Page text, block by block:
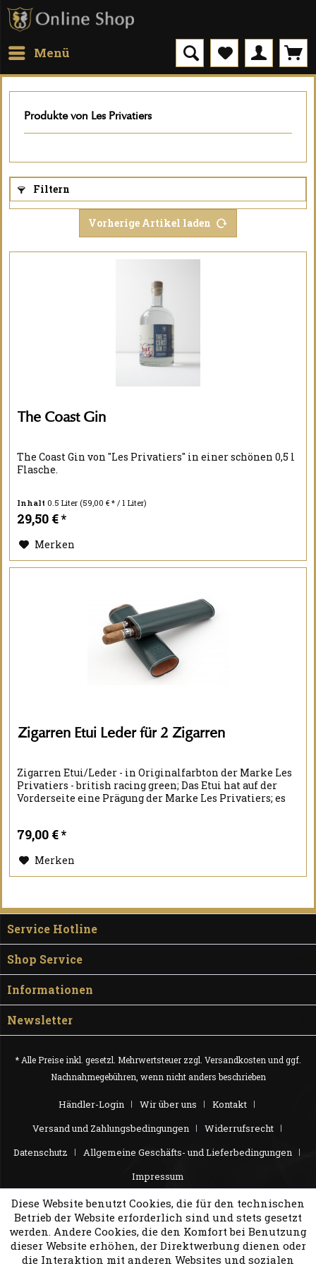
Menü
Produkte von Les Privatiers
Filtern
Vorherige Artikel laden
The Coast Gin
The Coast Gin von "Les Privatiers" in einer schönen 0,5 l
Flasche.
Inhalt0.5 Liter (59,00 € * / 1 Liter)
29,50 € *
Merken
Zigarren Etui Leder für 2 Zigarren
Zigarren Etui/Leder - in Originalfarbton der Marke Les
Privatiers - british racing green; Das Etui hat auf der
Vorderseite eine Prägung der Marke Les Privatiers; es
79,00 € *
Merken
Service Hotline
Shop Service
Informationen
Newsletter
* Alle Preise inkl. gesetzl. Mehrwertsteuer zzgl. Versandkosten und ggf.
Nachnahmegebühren, wenn nicht anders beschrieben
Händler-Login Wir über uns
Kontakt
Versand und Zahlungsbedingungen
Widerrufsrecht
Datenschutz
Allgemeine Geschäfts- und Lieferbedingungen
Impressum
Diese Website benutzt Cookies, die für den technischen
Betrieb der Website erforderlich sind und stets gesetzt
werden. Andere Cookies, die den Komfort bei Benutzung
dieser Website erhöhen, der Direktwerbung dienen oder
die Interaktion mit anderen Websites und sozialen